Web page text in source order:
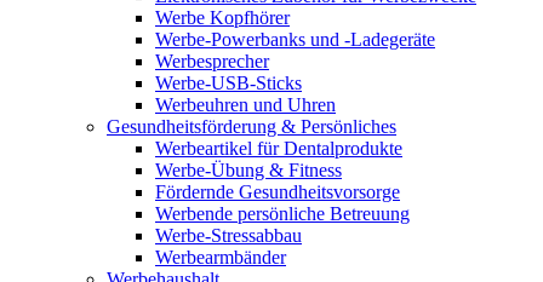
Werbe Kopfhörer
Werbe-Powerbanks und -Ladegeräte
Werbesprecher
Werbe-USB-Sticks
Werbeuhren und Uhren
Gesundheitsförderung & Persönliches
Werbeartikel für Dentalprodukte
Werbe-Übung & Fitness
Fördernde Gesundheitsvorsorge
Werbende persönliche Betreuung
Werbe-Stressabbau
Werbearmbänder